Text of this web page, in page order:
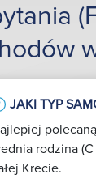
JAKI TYP
rodzina
Krecie.